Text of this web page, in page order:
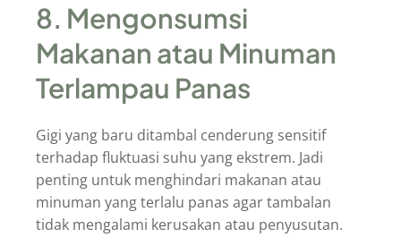
8. Mengonsumsi
Makanan atau Minuman
Terlampau Panas
Gigi yang baru ditambal cenderung sensitif
terhadap fluktuasi suhu yang ekstrem. Jadi
penting untuk menghindari makanan atau
minuman yang terlalu panas agar tambalan
tidak mengalami kerusakan atau penyusutan.